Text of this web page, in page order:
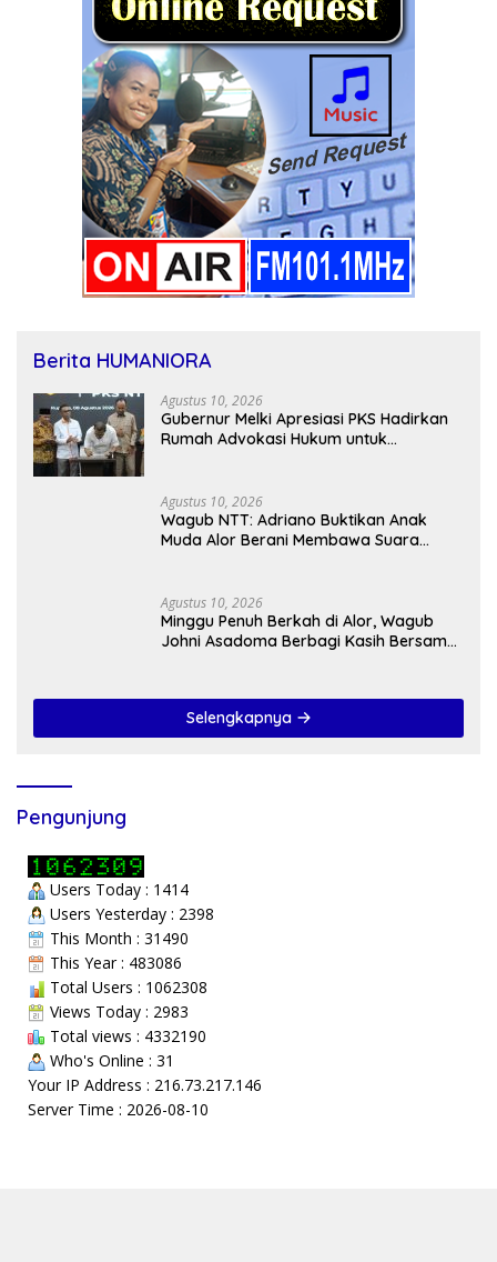
Berita HUMANIORA
Agustus 10, 2026
Gubernur Melki Apresiasi PKS Hadirkan
Rumah Advokasi Hukum untuk
Agustus 10, 2026
Wagub NTT: Adriano Buktikan Anak
Muda Alor Berani Membawa Suara
Agustus 10, 2026
Minggu Penuh Berkah di Alor, Wagub
Johni Asadoma Berbagi Kasih Bersama
Selengkapnya
Pengunjung
Users Today : 1414
Users Yesterday : 2398
This Month : 31490
This Year : 483086
Total Users : 1062308
Views Today : 2983
Total views : 4332190
Who's Online : 31
Your IP Address : 216.73.217.146
Server Time : 2026-08-10